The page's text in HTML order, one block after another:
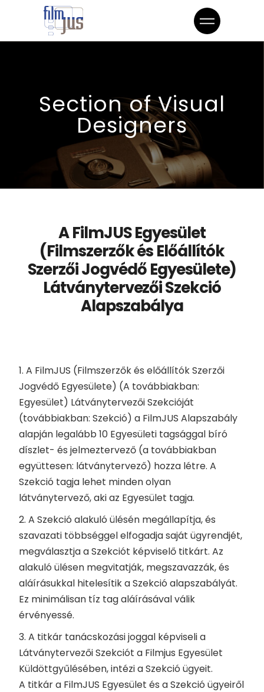
Section of Visual
Designers
A FilmJUS Egyesület
(Filmszerzők és Előállítók
Szerzői Jogvédő Egyesülete)
Látványtervezői Szekció
Alapszabálya
1. A FilmJUS (Filmszerzők és előállítók Szerzői
Jogvédő Egyesülete) (A továbbiakban:
Egyesület) Látványtervezői Szekcióját
(továbbiakban: Szekció) a FilmJUS Alapszabály
alapján legalább 10 Egyesületi tagsággal bíró
díszlet- és jelmeztervező (a továbbiakban
együttesen: látványtervező) hozza létre. A
Szekció tagja lehet minden olyan
látványtervező, aki az Egyesület tagja.
2. A Szekció alakuló ülésén megállapítja, és
szavazati többséggel elfogadja saját ügyrendjét,
megválasztja a Szekciót képviselő titkárt. Az
alakuló ülésen megvitatják, megszavazzák, és
aláírásukkal hitelesítik a Szekció alapszabályát.
Ez minimálisan tíz tag aláírásával válik
érvényessé.
3. A titkár tanácskozási joggal képviseli a
Látványtervezői Szekciót a Filmjus Egyesület
Küldöttgyűlésében, intézi a Szekció ügyeit.
A titkár a FilmJUS Egyesület és a Szekció ügyeiről